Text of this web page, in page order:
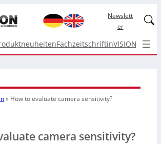
Newslett
er
FachzeitschriftinVISION Top
» How to evaluate camera sensitivity?
camera sensitivity?